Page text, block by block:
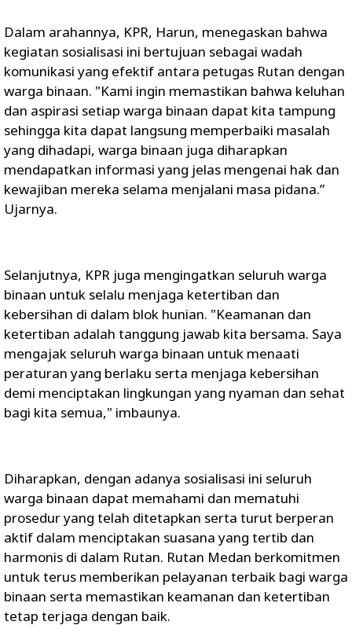
Dalam arahannya, KPR, Harun, menegaskan bahwa
kegiatan sosialisasi ini bertujuan sebagai wadah
komunikasi yang efektif antara petugas Rutan dengan
warga binaan. "Kami ingin memastikan bahwa keluhan
dan aspirasi setiap warga binaan dapat kita tampung
sehingga kita dapat langsung memperbaiki masalah
yang dihadapi, warga binaan juga diharapkan
mendapatkan informasi yang jelas mengenai hak dan
kewajiban mereka selama menjalani masa pidana.”
Ujarnya.
Selanjutnya, KPR juga mengingatkan seluruh warga
binaan untuk selalu menjaga ketertiban dan
kebersihan di dalam blok hunian. "Keamanan dan
ketertiban adalah tanggung jawab kita bersama. Saya
mengajak seluruh warga binaan untuk menaati
peraturan yang berlaku serta menjaga kebersihan
demi menciptakan lingkungan yang nyaman dan sehat
bagi kita semua," imbaunya.
Diharapkan, dengan adanya sosialisasi ini seluruh
warga binaan dapat memahami dan mematuhi
prosedur yang telah ditetapkan serta turut berperan
aktif dalam menciptakan suasana yang tertib dan
harmonis di dalam Rutan. Rutan Medan berkomitmen
untuk terus memberikan pelayanan terbaik bagi warga
binaan serta memastikan keamanan dan ketertiban
tetap terjaga dengan baik.